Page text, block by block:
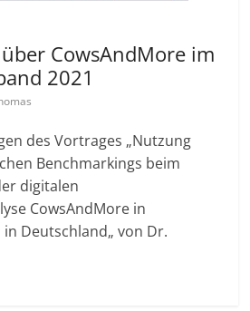
CowsAndMore im
2021
des Vortrages „Nutzung
Benchmarkings beim
digitalen
CowsAndMore in
Deutschland„ von Dr.